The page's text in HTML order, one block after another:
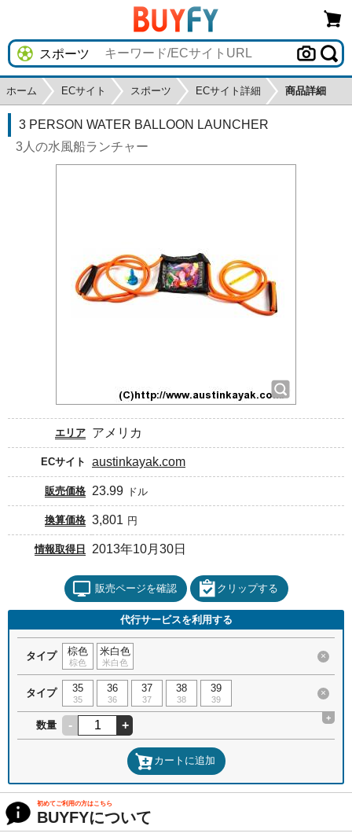
ホーム ECサイト スポーツ ECサイト詳細 商品詳細
3 PERSON WATER BALLOON LAUNCHER
3人の水風船ランチャー
エリア アメリカ
ECサイト austinkayak.com
販売価格 23.99 ドル
換算価格 3,801 円
情報取得日 2013年10月30日
販売ページを確認 クリップする
代行サービスを利用する
タイプ 棕色
棕色
米白色
米白色
×
タイプ 35
35
36
36
37
37
38
38
39
39
×
数量 - +
+
カートに追加
初めてご利用の方はこちら
BUYFYについて